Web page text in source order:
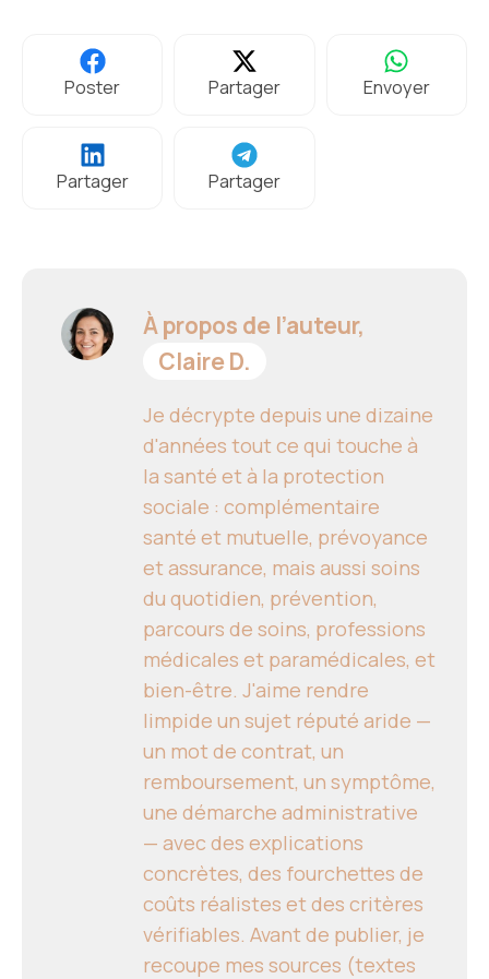
Poster Partager Envoyer
Partager Partager
À propos de l’auteur,
Claire D.
Je décrypte depuis une dizaine
d'années tout ce qui touche à
la santé et à la protection
sociale : complémentaire
santé et mutuelle, prévoyance
et assurance, mais aussi soins
du quotidien, prévention,
parcours de soins, professions
médicales et paramédicales, et
bien-être. J'aime rendre
limpide un sujet réputé aride —
un mot de contrat, un
remboursement, un symptôme,
une démarche administrative
— avec des explications
concrètes, des fourchettes de
coûts réalistes et des critères
vérifiables. Avant de publier, je
recoupe mes sources (textes